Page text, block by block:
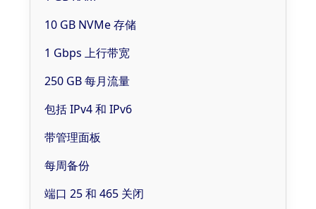
10 GB NVMe 存储
1 Gbps 上行带宽
250 GB 每月流量
包括 IPv4 和 IPv6
带管理面板
每周备份
端口 25 和 465 关闭